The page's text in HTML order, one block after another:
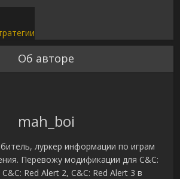
Об авторе
mah_boi
луркер информации по играм
Перевожу модификации для C&C:
Red Alert 2, C&C: Red Alert 3 в